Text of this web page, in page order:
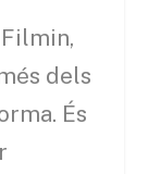
dels
És